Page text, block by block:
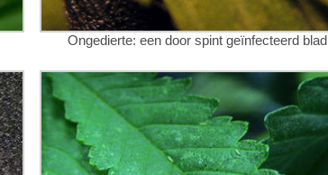
Ongedierte: een door spint geïnfecteerd blad